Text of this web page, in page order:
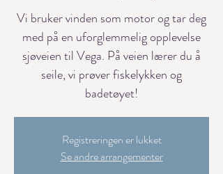
Vi bruker vinden som motor og tar deg
med på en uforglemmelig opplevelse
sjøveien til Vega. På veien lærer du å
seile, vi prøver fiskelykken og
badetøyet!
Registreringen er lukket
Se andre arrangementer